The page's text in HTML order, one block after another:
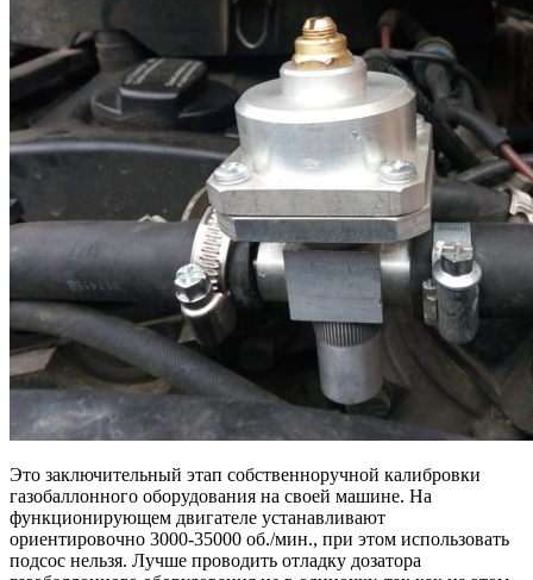
Это заключительный этап собственноручной калибровки
газобаллонного оборудования на своей машине. На
функционирующем двигателе устанавливают
ориентировочно 3000-35000 об./мин., при этом использовать
подсос нельзя. Лучше проводить отладку дозатора